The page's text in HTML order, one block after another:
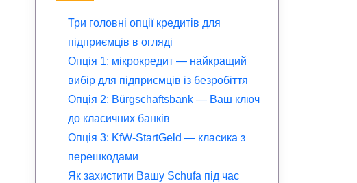
Три головні опції кредитів для
підприємців в огляді
Опція 1: мікрокредит — найкращий
вибір для підприємців із безробіття
Опція 2: Bürgschaftsbank — Ваш ключ
до класичних банків
Опція 3: KfW-StartGeld — класика з
перешкодами
Як захистити Вашу Schufa під час